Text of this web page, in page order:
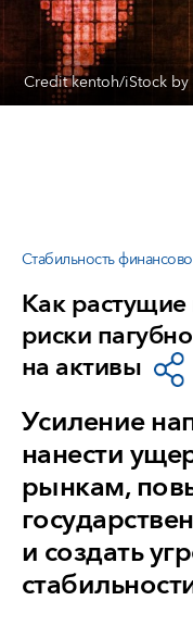
Credit kentoh/iStock by
Стабильность
Как растущие
риски
на активы
Усиление
нанести
рынкам,
и создать